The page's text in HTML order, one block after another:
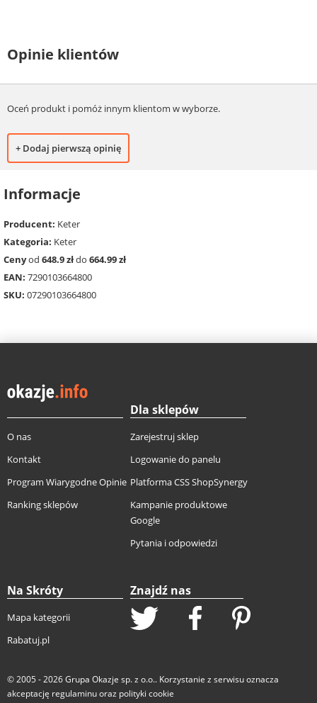
Opinie klientów
Oceń produkt i pomóż innym klientom w wyborze.
+ Dodaj pierwszą opinię
Informacje
Producent: Keter
Kategoria: Keter
Cenyod 648.9 złdo 664.99 zł
EAN: 7290103664800
SKU: 07290103664800
O nas
Kontakt
Program Wiarygodne Opinie
Ranking sklepów
Dla sklepów
Zarejestruj sklep
Logowanie do panelu
Platforma CSS ShopSynergy
Kampanie produktowe
Google
Pytania i odpowiedzi
Na Skróty
Mapa kategorii
Rabatuj.pl
Znajdź nas
© 2005 - 2026Grupa Okazje sp. z o.o.. Korzystanie z serwisu oznacza
akceptację regulaminuoraz polityki cookie